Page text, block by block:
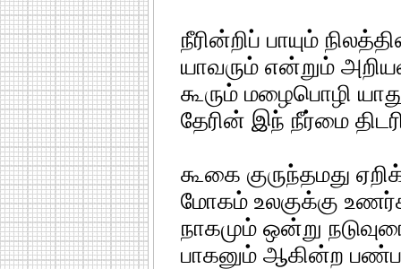
நீரின்றிப் பாயும்
யாவரும் என்றும்
கூரும் மழைபொழி
தேரின் இந் நீர்மை
கூகை குருந்தமது
மோகம் உலகுக்கு
நாகமும் ஒன்று
பாகனும் ஆகின்ற